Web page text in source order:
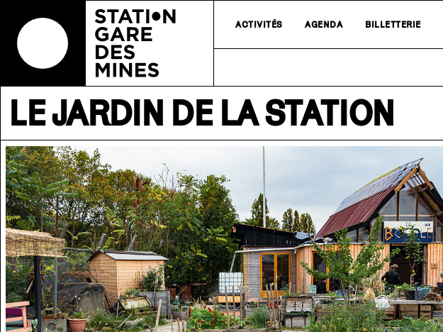
ACTIVITÉS AGENDA BILLETTERIE
LE JARDIN DE LA STATION